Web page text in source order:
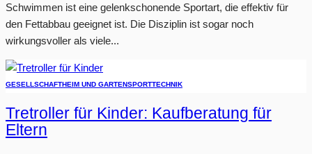
Schwimmen ist eine gelenkschonende Sportart, die effektiv für
den Fettabbau geeignet ist. Die Disziplin ist sogar noch
wirkungsvoller als viele...
GESELLSCHAFTHEIM UND GARTENSPORTTECHNIK
Tretroller für Kinder: Kaufberatung für
Eltern